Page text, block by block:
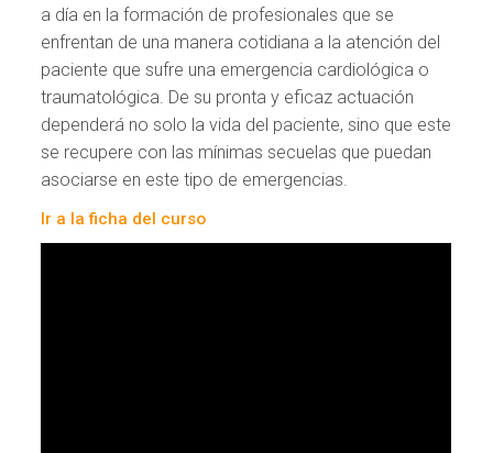
a día en la formación de profesionales que se
enfrentan de una manera cotidiana a la atención del
paciente que sufre una emergencia cardiológica o
traumatológica. De su pronta y eficaz actuación
dependerá no solo la vida del paciente, sino que este
se recupere con las mínimas secuelas que puedan
asociarse en este tipo de emergencias.
Ir a la ficha del curso